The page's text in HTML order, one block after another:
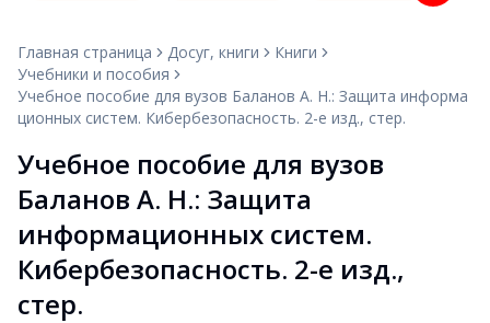
Главная страница Досуг, книги
Книги
Учебники и пособия
Учебное пособие для вузов Баланов А. Н.: Защита информа
ционных систем. Кибербезопасность. 2-е изд., стер.
Учебное пособие для вузов
Баланов А. Н.: Защита
информационных систем.
Кибербезопасность. 2-е изд.,
стер.